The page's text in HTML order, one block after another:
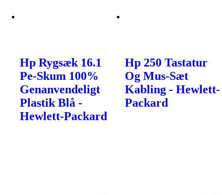
Hp Rygsæk 16.1
Pe-Skum 100%
Genanvendeligt
Plastik Blå -
Hewlett-Packard
Hp 250 Tastatur
Og Mus-Sæt
Kabling - Hewlett-
Packard